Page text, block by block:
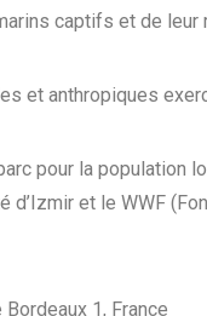
captifs et de leur
et anthropiques
pour la population
d’Izmir et le WWF
1, France